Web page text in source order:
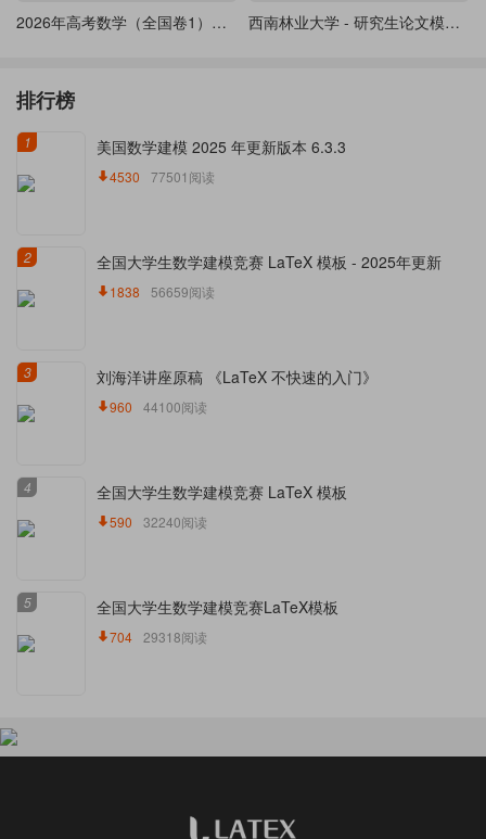
2026年高考数学（全国卷1）真题 西南林业大学 - 研究生论文模板（2026）
排行榜
1 美国数学建模 2025 年更新版本 6.3.3
4530 77501阅读
2 全国大学生数学建模竞赛 LaTeX 模板 - 2025年更新
1838 56659阅读
3 刘海洋讲座原稿 《LaTeX 不快速的入门》
960 44100阅读
4 全国大学生数学建模竞赛 LaTeX 模板
590 32240阅读
5 全国大学生数学建模竞赛LaTeX模板
704 29318阅读